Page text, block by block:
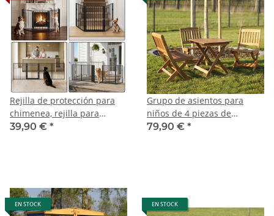
Rejilla de protección para
chimenea, rejilla para
estufa, rejilla de protección
39,90 € *
Grupo de asientos para
niños de 4 piezas de
madera de acacia
79,90 € *
EN STOCK EN STOCK